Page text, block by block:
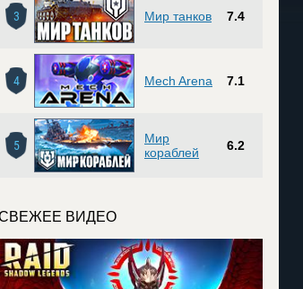
3 Мир танков 7.4
4 Mech Arena 7.1
5
Мир
кораблей
6.2
ВИДЕО